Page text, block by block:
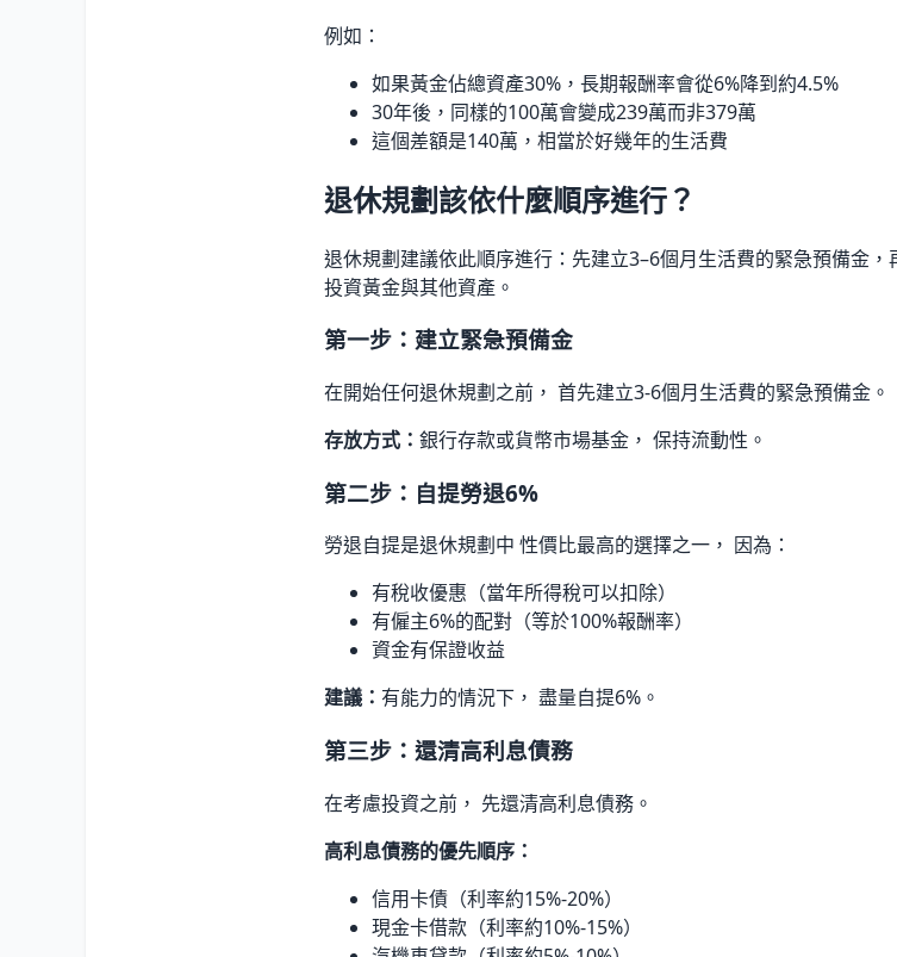
例如：
如果黃金佔總資產30%，長期報酬率會從6%降到約4.5%
30年後，同樣的100萬會變成239萬而非379萬
這個差額是140萬，相當於好幾年的生活費
退休規劃該依什麼順序進行？
退休規劃建議依此順序進行：先建立3–6個月生活費的緊急預備金
投資黃金與其他資產。
第一步：建立緊急預備金
在開始任何退休規劃之前， 首先建立3-6個月生活費的緊急預備金。
存放方式： 銀行存款或貨幣市場基金， 保持流動性。
第二步：自提勞退6%
勞退自提是退休規劃中 性價比最高的選擇之一， 因為：
有稅收優惠（當年所得稅可以扣除）
有僱主6%的配對（等於100%報酬率）
資金有保證收益
建議： 有能力的情況下， 盡量自提6%。
第三步：還清高利息債務
在考慮投資之前， 先還清高利息債務。
高利息債務的優先順序：
信用卡債（利率約15%-20%）
現金卡借款（利率約10%-15%）